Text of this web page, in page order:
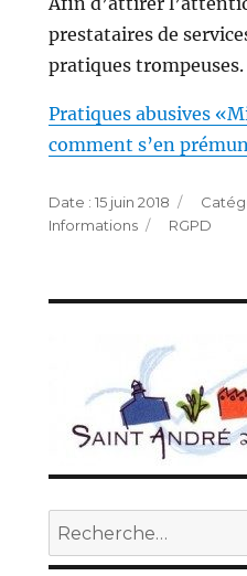
prestataires de
pratiques trompeuses.
Pratiques abusives
comment s’en
Publié
le
15 juin 2018
Informations
Étiquettes
RGPD
Recherche
pour :